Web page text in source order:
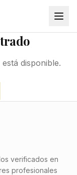
disponible.
verificados en
profesionales